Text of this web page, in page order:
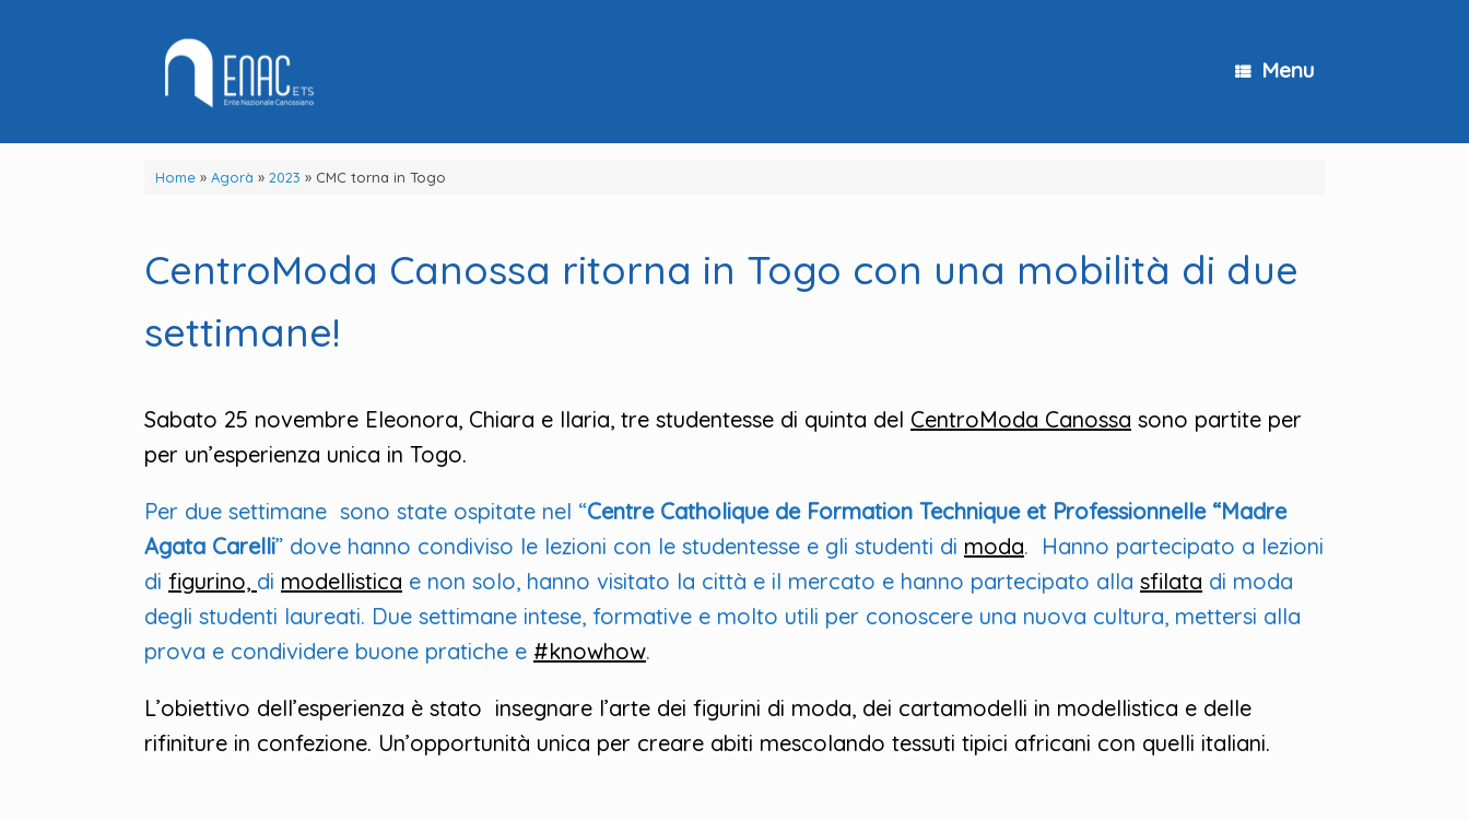
Menu
Home» Agorà » 2023 » CMC torna in Togo
CentroModa Canossa ritorna in Togo con una mobilità di due
settimane!
Sabato 25 novembre Eleonora, Chiara e Ilaria, tre studentesse di quinta del CentroModa Canossa sono partite per
per un’esperienza unica in Togo.
Per due settimane sono state ospitate nel “Centre Catholique de Formation Technique et Professionnelle “Madre
Agata Carelli” dove hanno condiviso le lezioni con le studentesse e gli studenti di moda. Hanno partecipato a lezioni
di figurino, di modellistica e non solo, hanno visitato la città e il mercato e hanno partecipato alla sfilata di moda
degli studenti laureati. Due settimane intese, formative e molto utili per conoscere una nuova cultura, mettersi alla
prova e condividere buone pratiche e #knowhow.
L’obiettivo dell’esperienza è stato insegnare l’arte dei figurini di moda, dei cartamodelli in modellistica e delle
rifiniture in confezione. Un’opportunità unica per creare abiti mescolando tessuti tipici africani con quelli italiani.